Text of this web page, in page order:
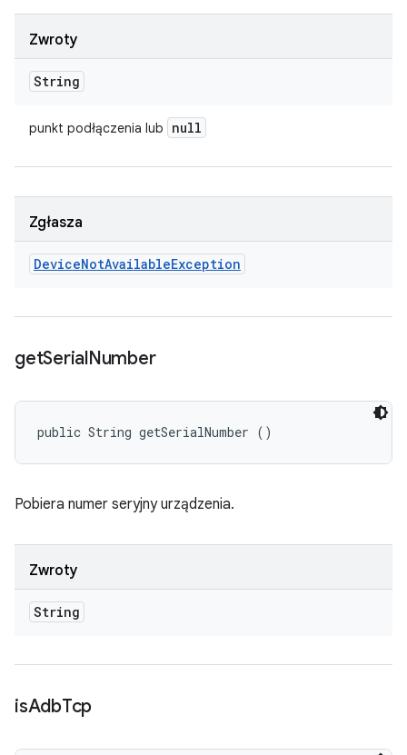
Zwroty
String
punkt podłączenia lub null
Zgłasza
DeviceNotAvailableException
getSerialNumber
public String getSerialNumber ()
Pobiera numer seryjny urządzenia.
Zwroty
String
isAdbTcp